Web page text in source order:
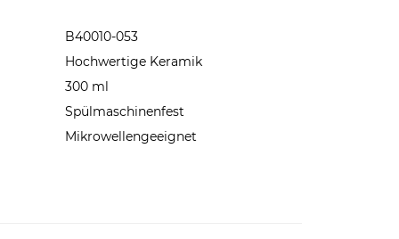
B40010-053
Hochwertige Keramik
300 ml
Spülmaschinenfest
Mikrowellengeeignet